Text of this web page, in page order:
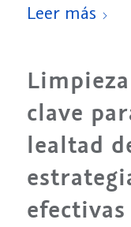
Leer más
clave
lealtad
efectivas